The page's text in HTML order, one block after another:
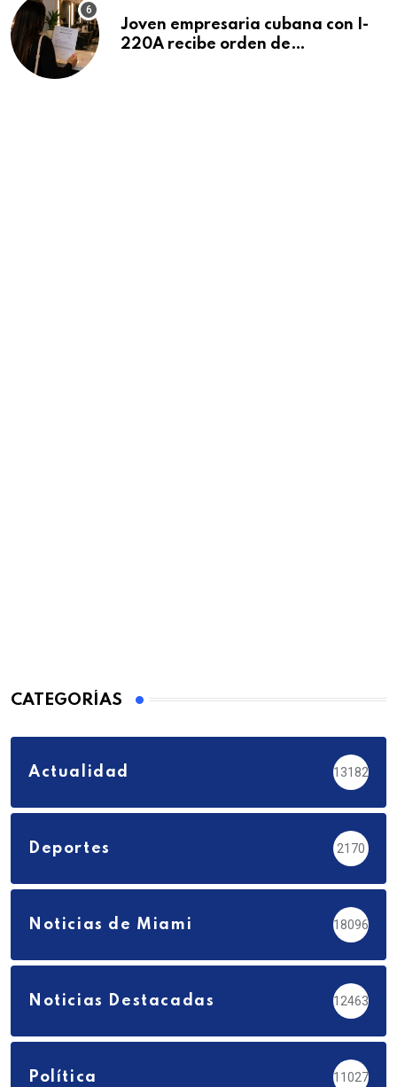
Joven empresaria cubana con I-
220A recibe orden de
CATEGORÍAS
Actualidad 13182
Deportes 2170
Noticias de Miami 18096
Noticias Destacadas 12463
Política 11027